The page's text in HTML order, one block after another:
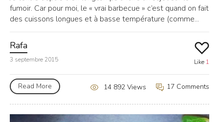
fumoir. Car pour moi, le « vrai barbecue » c’est quand on fait
des cuissons longues et à basse température (comme...
Rafa
3 septembre 2015 Like 1
Read More 17 Comments
14 892 Views